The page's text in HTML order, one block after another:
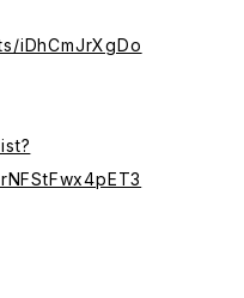
iDhCmJrXgDo